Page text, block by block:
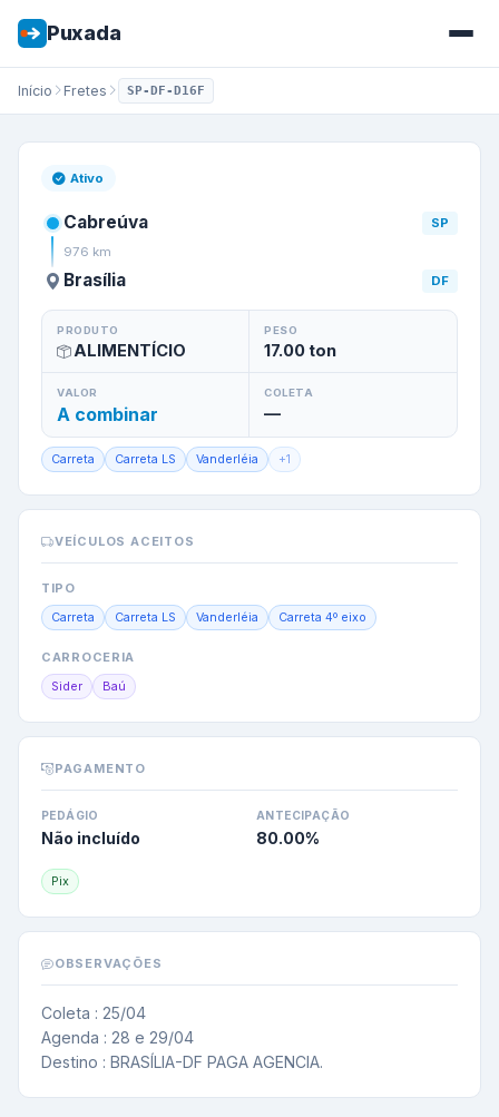
Puxada
Início Fretes SP-DF-D16F
Frete de
Ativo
Cabreúva
SP
976 km
Brasília DF
PRODUTO
ALIMENTÍCIO
PESO
17.00ton
VALOR
A combinar
COLETA
—
Carreta Carreta LS Vanderléia +1
VEÍCULOS ACEITOS
TIPO
Carreta Carreta LS Vanderléia Carreta 4º eixo
CARROCERIA
Sider Baú
PAGAMENTO
PEDÁGIO
Não incluído
ANTECIPAÇÃO
80.00%
Pix
OBSERVAÇÕES
Coleta : 25/04
Agenda : 28 e 29/04
Destino : BRASÍLIA-DF PAGA AGENCIA.